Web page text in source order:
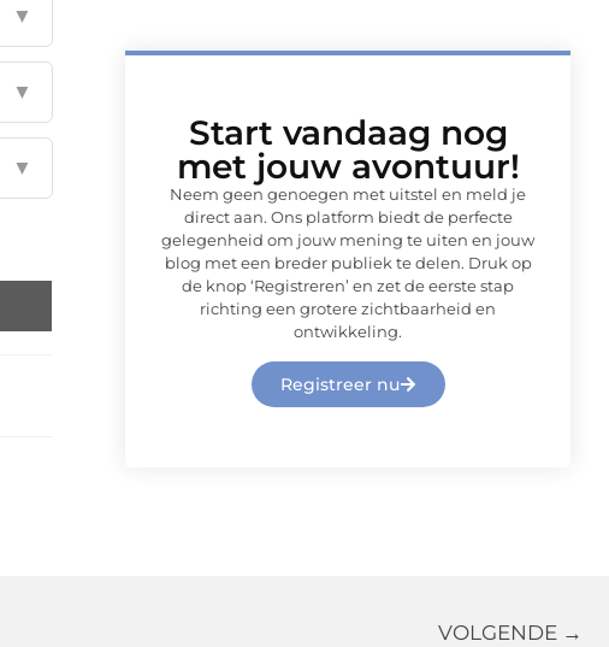
▼
▼
▼
Start vandaag nog
met jouw avontuur!
Neem geen genoegen met uitstel en meld je
direct aan. Ons platform biedt de perfecte
gelegenheid om jouw mening te uiten en jouw
blog met een breder publiek te delen. Druk op
de knop ‘Registreren’ en zet de eerste stap
richting een grotere zichtbaarheid en
ontwikkeling.
Registreer nu
VOLGENDE →